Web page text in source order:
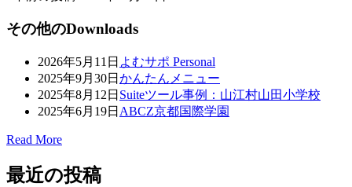
その他のDownloads
2026年5月11日 よむサポ Personal
2025年9月30日 かんたんメニュー
2025年8月12日 Suiteツール事例：山江村山田小学校
2025年6月19日 ABCZ京都国際学園
Read More
最近の投稿